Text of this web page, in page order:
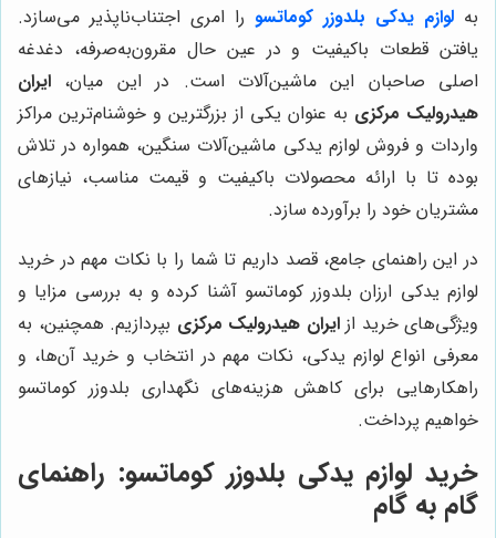
به لوازم یدکی بلدوزر کوماتسو را امری اجتناب‌ناپذیر می‌سازد.
یافتن قطعات باکیفیت و در عین حال مقرون‌به‌صرفه، دغدغه
اصلی صاحبان این ماشین‌آلات است. در این میان، ایران
هیدرولیک مرکزی به عنوان یکی از بزرگترین و خوشنام‌ترین مراکز
واردات و فروش لوازم یدکی ماشین‌آلات سنگین، همواره در تلاش
بوده تا با ارائه محصولات باکیفیت و قیمت مناسب، نیازهای
مشتریان خود را برآورده سازد.
در این راهنمای جامع، قصد داریم تا شما را با نکات مهم در خرید
لوازم یدکی ارزان بلدوزر کوماتسو آشنا کرده و به بررسی مزایا و
ویژگی‌های خرید ازایران هیدرولیک مرکزی بپردازیم. همچنین، به
معرفی انواع لوازم یدکی، نکات مهم در انتخاب و خرید آن‌ها، و
راهکارهایی برای کاهش هزینه‌های نگهداری بلدوزر کوماتسو
خواهیم پرداخت.
خرید لوازم یدکی بلدوزر کوماتسو: راهنمای
گام به گام